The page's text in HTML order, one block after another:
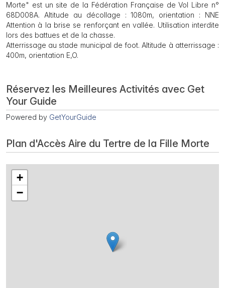
Morte" est un site de la Fédération Française de Vol Libre n°
68D008A. Altitude au décollage : 1080m, orientation : NNE
Attention à la brise se renforçant en vallée. Utilisation interdite
lors des battues et de la chasse.
Atterrissage au stade municipal de foot. Altitude à atterrissage :
400m, orientation E,O.
Réservez les Meilleures Activités avec Get
Your Guide
Powered by GetYourGuide
Plan d'Accès Aire du Tertre de la Fille Morte
+
−